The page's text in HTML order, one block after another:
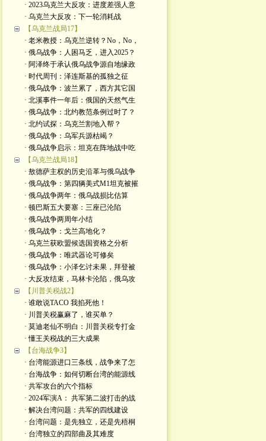
· 2023乌克兰大反攻：进度差强人意
· 乌克兰大反攻：下一轮消耗战
【乌克兰战局17】
· 老米教授：乌克兰逆转？No，No，
· 俄乌战争：人困马乏，进入2025？
· 阿泽终于承认俄乌战争源自地缘政
· 时代周刊：泽连斯基的孤独之征
· 俄乌战争：波兰累了，西方其它国
· 北溪事件一年后：俄国的天然气生
· 俄乌战争：北约教范条例过时了？
· 北约试探：乌克兰割地入帮？
· 俄乌战争：乌军兵源枯竭？
· 俄乌战争启示：坦克在阵地战中吃
【乌克兰战局18】
· 敖德萨主权的历史沿革与俄乌战争
· 俄乌战争：第四辆美式M1坦克被摧
· 俄乌战争两年：俄乌战损比估算
· 顿巴斯五大要塞：三座已沦陷
· 俄乌战争两周年小结
· 俄乌战争：戈兰高地化？
· 乌克兰获欧盟候选国资格之分析
· 俄乌战争：唯武器论可修矣
· 俄乌战争：小泽乞讨未果，拜登被
· 大反攻结束，马林卡沦陷，俄乌攻
【川普关税战2】
· 谁敢说TACO 我掐死他！
· 川普关税赢麻了，谁买单？
· 莫迪老仙不明白：川普关税专打金
· 懂王关税战的三大成果
【台海战争3】
· 台湾能源进口三条线，战争来了怎
· 台海战争：如何切断台湾的能源线
· 共军攻台的六个指标
· 2024军演A： 共军第二波打击的战
· 解决台湾问题：共军的四线建设
· 台湾问题：是先独立，还是先梧桐
· 台湾独立的四部曲及其难度